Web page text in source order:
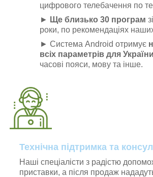
цифрового телебачення по
►
Ще близько 30 програм
роки, по рекомендаціях наших
► Система Android отримує
всіх параметрів для України
часові пояси, мову та інше.
Технічна підтримка та
Наші спеціалісти з радістю
приставки, а після продаж